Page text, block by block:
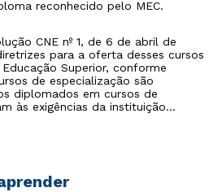
reconhecido pelo MEC.
CNE nº 1, de 6 de abril de
para a oferta desses cursos
Superior, conforme
de especialização são
diplomados em cursos de
às exigências da instituição